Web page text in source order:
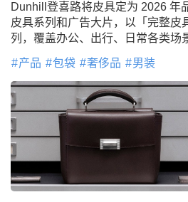
Dunhill登喜路将皮具定为 2026 年
皮具系列和广告大片，以「完整皮
列，覆盖办公、出行、日常各类场
产品 包袋 奢侈品 男装